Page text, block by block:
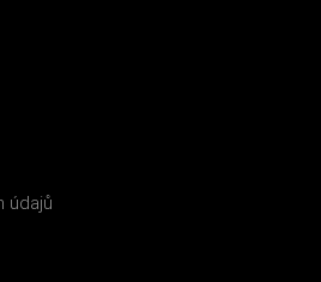
údajů